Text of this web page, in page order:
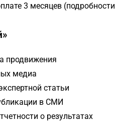
3 месяцев (подробности
»
продвижения
медиа
статьи
в СМИ
о результатах